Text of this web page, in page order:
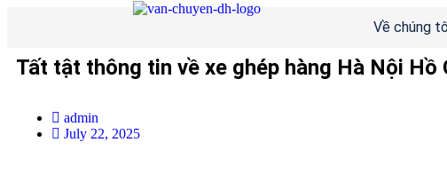
Về chúng
Tất tật thông tin về xe ghép hàng Hà Nội Hồ
admin
July 22, 2025